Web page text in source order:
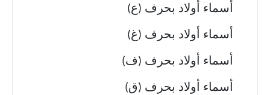
أسماء أولاد بحرف (ع)
أسماء أولاد بحرف (غ)
أسماء أولاد بحرف (ف)
أسماء أولاد بحرف (ق)